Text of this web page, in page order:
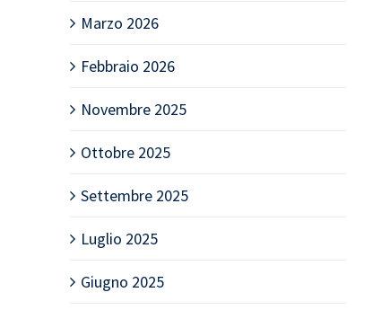
Marzo 2026
Febbraio 2026
Novembre 2025
Ottobre 2025
Settembre 2025
Luglio 2025
Giugno 2025